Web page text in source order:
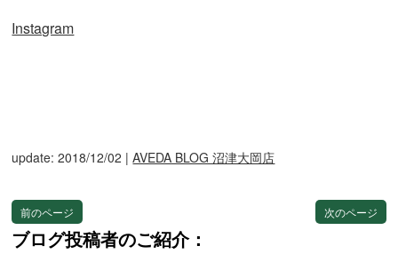
Instagram
update: 2018/12/02 |AVEDA BLOG 沼津大岡店
前のページ 次のページ
ブログ投稿者のご紹介：